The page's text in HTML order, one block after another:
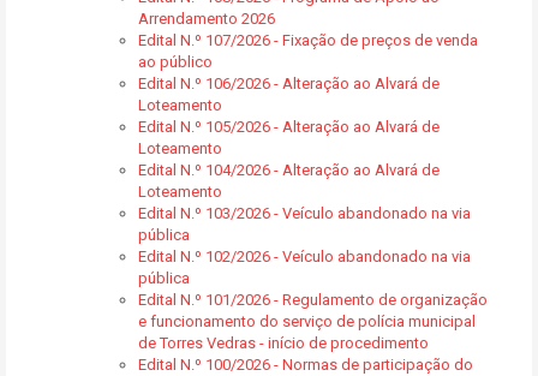
Arrendamento 2026
Edital N.º 107/2026 - Fixação de preços de venda
ao público
Edital N.º 106/2026 - Alteração ao Alvará de
Loteamento
Edital N.º 105/2026 - Alteração ao Alvará de
Loteamento
Edital N.º 104/2026 - Alteração ao Alvará de
Loteamento
Edital N.º 103/2026 - Veículo abandonado na via
pública
Edital N.º 102/2026 - Veículo abandonado na via
pública
Edital N.º 101/2026 - Regulamento de organização
e funcionamento do serviço de polícia municipal
de Torres Vedras - início de procedimento
Edital N.º 100/2026 - Normas de participação do